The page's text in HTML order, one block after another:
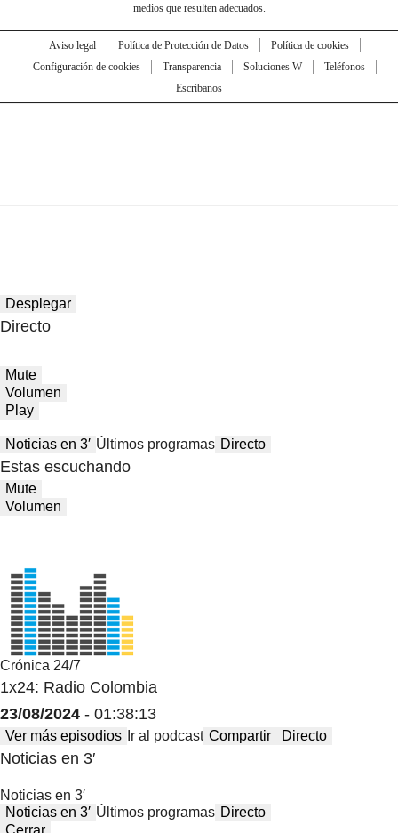
medios que resulten adecuados.
Aviso legal Política de Protección de Datos
Política de cookies
Configuración de cookies
Transparencia Soluciones W
Teléfonos
Escríbanos
Desplegar
Directo
Mute
Volumen
Play
Noticias en 3′ Últimos programas Directo
Estas escuchando
Mute
Volumen
Crónica 24/7
1x24: Radio Colombia
23/08/2024 - 01:38:13
Ver más episodios Ir al podcast Compartir Directo
Noticias en 3′
Noticias en 3′
Noticias en 3′ Últimos programas Directo